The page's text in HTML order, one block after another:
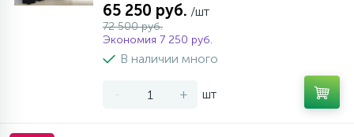
65 250 руб. /шт
72 500 руб.
Экономия 7 250 руб.
В наличии много
- + шт